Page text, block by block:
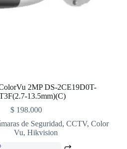
2MP DS-2CE19D0T-
13.5mm)(C)
$198.000
de Seguridad,CCTV,Color
Vu,Hikvision